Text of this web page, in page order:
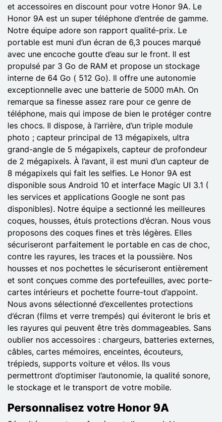
et accessoires en discount pour votre Honor 9A. Le
Honor 9A est un super téléphone d’entrée de gamme.
Notre équipe adore son rapport qualité-prix. Le
portable est muni d’un écran de 6,3 pouces marqué
avec une encoche goutte d’eau sur le front. Il est
propulsé par 3 Go de RAM et propose un stockage
interne de 64 Go ( 512 Go). Il offre une autonomie
exceptionnelle avec une batterie de 5000 mAh. On
remarque sa finesse assez rare pour ce genre de
téléphone, mais qui impose de bien le protéger contre
les chocs. Il dispose, à l’arrière, d’un triple module
photo ; capteur principal de 13 mégapixels, ultra
grand-angle de 5 mégapixels, capteur de profondeur
de 2 mégapixels. À l’avant, il est muni d’un capteur de
8 mégapixels qui fait les selfies. Le Honor 9A est
disponible sous Android 10 et interface Magic UI 3.1 (
les services et applications Google ne sont pas
disponibles). Notre équipe a sectionné les meilleures
coques, housses, étuis protections d’écran. Nous vous
proposons des coques fines et très légères. Elles
sécuriseront parfaitement le portable en cas de choc,
contre les rayures, les traces et la poussière. Nos
housses et nos pochettes le sécuriseront entièrement
et sont conçues comme des portefeuilles, avec porte-
cartes intérieurs et pochette fourre-tout d’appoint.
Nous avons sélectionné d’excellentes protections
d’écran (films et verre trempés) qui éviteront le bris et
les rayures qui peuvent être très dommageables. Sans
oublier nos accessoires : chargeurs, batteries externes,
câbles, cartes mémoires, enceintes, écouteurs,
trépieds, supports voiture et vélos. Ils vous
permettront d’optimiser l’autonomie, la qualité sonore,
le stockage et le transport de votre mobile.
Personnalisez votre Honor 9A